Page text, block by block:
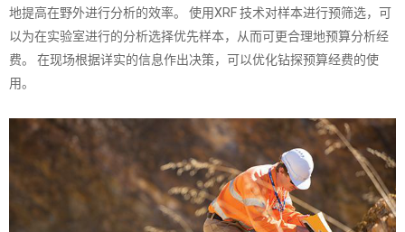
地提高在野外进行分析的效率。 使用XRF 技术对样本进行预筛选，可
以为在实验室进行的分析选择优先样本，从而可更合理地预算分析经
费。 在现场根据详实的信息作出决策，可以优化钻探预算经费的使
用。